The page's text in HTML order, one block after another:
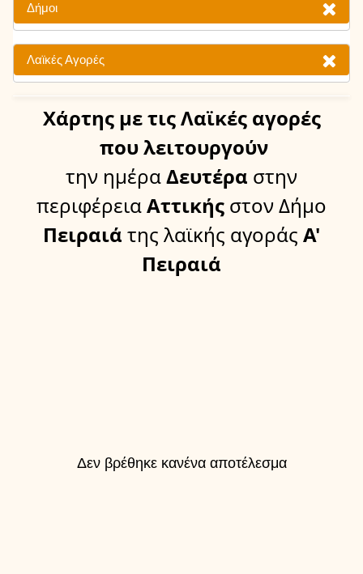
Δήμοι
Λαϊκές Αγορές
Χάρτης με τις Λαϊκές αγορές
που λειτουργούν
την ημέραΔευτέρα στην
περιφέρειαΑττικής στον Δήμο
Πειραιά της λαϊκής αγοράς Α'
Πειραιά
Δεν βρέθηκε κανένα αποτέλεσμα